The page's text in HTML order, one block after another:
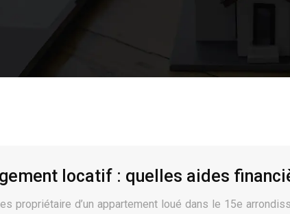
locatif : quelles aides
propriétaire d’un appartement loué dans le 15e